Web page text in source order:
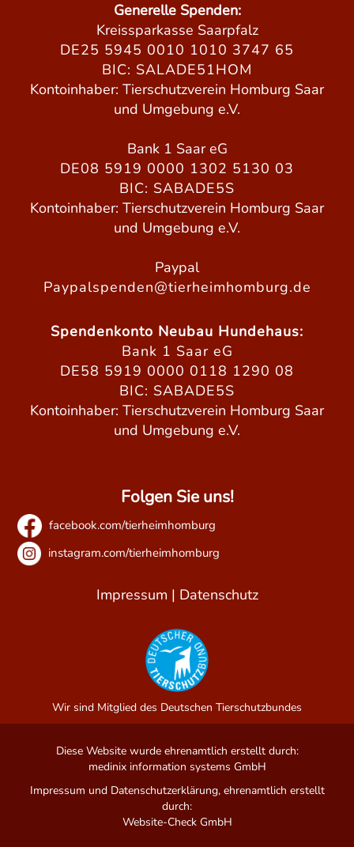
Folgen Sie uns!
facebook.com/tierheimhomburg
instagram.com/tierheimhomburg
Impressum | Datenschutz
Generelle Spenden:
Kreissparkasse Saarpfalz
DE25 5945 0010 1010 3747 65
BIC: SALADE51HOM
Kontoinhaber: Tierschutzverein Homburg Saar
und Umgebung e.V.
Bank 1 Saar eG
DE08 5919 0000 1302 5130 03
BIC: SABADE5S
Kontoinhaber: Tierschutzverein Homburg Saar
und Umgebung e.V.
Paypal
Paypalspenden@tierheimhomburg.de
Spendenkonto Neubau Hundehaus:
Bank 1 Saar eG
DE58 5919 0000 0118 1290 08
BIC: SABADE5S
Kontoinhaber: Tierschutzverein Homburg Saar
und Umgebung e.V.
Wir sind Mitglied des Deutschen Tierschutzbundes
Diese Website wurde ehrenamtlich erstellt durch:
medinix information systems GmbH
Impressum und Datenschutzerklärung, ehrenamtlich erstellt
durch:
Website-Check GmbH